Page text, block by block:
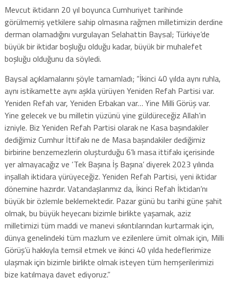
Mevcut iktidarın 20 yıl boyunca Cumhuriyet tarihinde
görülmemiş yetkilere sahip olmasına rağmen milletimizin derdine
derman olamadığını vurgulayan Selahattin Baysal; Türkiye’de
büyük bir iktidar boşluğu olduğu kadar, büyük bir muhalefet
boşluğu olduğunu da söyledi.
Baysal açıklamalarını şöyle tamamladı; “İkinci 40 yılda aynı ruhla,
aynı istikamette aynı aşkla yürüyen Yeniden Refah Partisi var.
Yeniden Refah var, Yeniden Erbakan var… Yine Milli Görüş var.
Yine gelecek ve bu milletin yüzünü yine güldüreceğiz Allah’ın
izniyle. Biz Yeniden Refah Partisi olarak ne Kasa başındakiler
dediğimiz Cumhur İttifakı ne de Masa başındakiler dediğimiz
birbirine benzemezlerin oluşturduğu 6’lı masa ittifakı içerisinde
yer almayacağız ve ‘Tek Başına İş Başına’ diyerek 2023 yılında
inşallah iktidara yürüyeceğiz. Yeniden Refah Partisi, yeni iktidar
dönemine hazırdır. Vatandaşlarımız da, İkinci Refah İktidarı’nı
büyük bir özlemle beklemektedir. Pazar günü bu tarihi güne şahit
olmak, bu büyük heyecanı bizimle birlikte yaşamak, aziz
milletimizi tüm maddi ve manevi sıkıntılarından kurtarmak için,
dünya genelindeki tüm mazlum ve ezilenlere ümit olmak için, Milli
Görüş’ü hakkıyla temsil etmek ve ikinci 40 yılda hedeflerimize
ulaşmak için bizimle birlikte olmak isteyen tüm hemşerilerimizi
bize katılmaya davet ediyoruz.”